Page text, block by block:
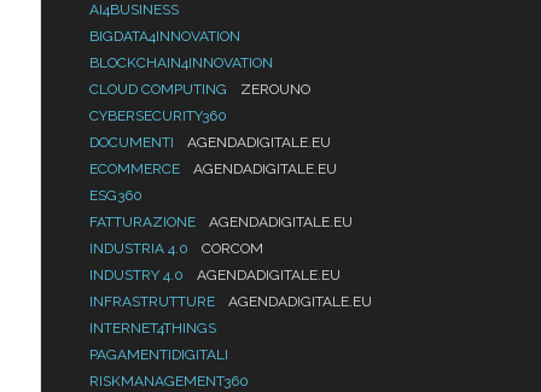
AI4BUSINESS
BIGDATA4INNOVATION
BLOCKCHAIN4INNOVATION
CLOUD COMPUTING
ZEROUNO
CYBERSECURITY360
DOCUMENTI
AGENDADIGITALE.EU
ECOMMERCE
AGENDADIGITALE.EU
ESG360
FATTURAZIONE
AGENDADIGITALE.EU
INDUSTRIA 4.0
CORCOM
INDUSTRY 4.0
AGENDADIGITALE.EU
INFRASTRUTTURE
AGENDADIGITALE.EU
INTERNET4THINGS
PAGAMENTIDIGITALI
RISKMANAGEMENT360